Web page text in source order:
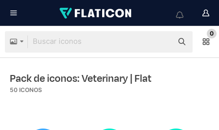
0
Pack de iconos: Veterinary| Flat
50 ICONOS